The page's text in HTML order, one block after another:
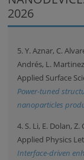
2026
5. Y. Aznar, C.
Andrés, L.
Applied Surface
Power-tuned
nanoparticles
4. S. Li, E. Dolan,
Applied Physics
Interface-driven